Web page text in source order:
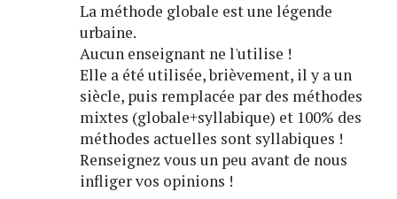
La méthode globale est une légende
urbaine.
Aucun enseignant ne l'utilise !
Elle a été utilisée, brièvement, il y a un
siècle, puis remplacée par des méthodes
mixtes (globale+syllabique) et 100% des
méthodes actuelles sont syllabiques !
Renseignez vous un peu avant de nous
infliger vos opinions !